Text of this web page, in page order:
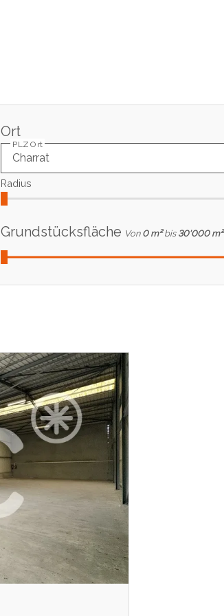
Ort
PLZ Ort
Radius
Grundstücksfläche Von 0 m² bis 30'000 m²